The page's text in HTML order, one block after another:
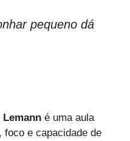
pequeno dá
é uma aula
foco e capacidade de